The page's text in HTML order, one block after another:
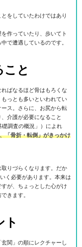
をしていたわけではあり
作っていたり、歩いてト
で遭遇しているのです。
と
ばなるほど骨はもろくな
っとも多いといわれてい
ス。さらに、お尻から転
介護が必要になること
調査の概況」）によれ
「骨折・転倒」がきっかけ
りづらくなります。だか
く必要があります。本来は
が、ちょっとした心がけ
きます。
ト
関」の順にレクチャーし